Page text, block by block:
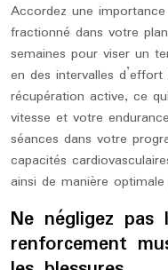
Accordez une
fractionné dans votre
semaines pour viser un
en des intervalles
récupération active, ce
vitesse et votre
séances dans votre
capacités
ainsi de manière
Ne négligez pas
renforcement